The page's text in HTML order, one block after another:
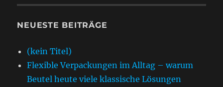
NEUESTE BEITRÄGE
(kein Titel)
Flexible Verpackungen im Alltag – warum
Beutel heute viele klassische Lösungen